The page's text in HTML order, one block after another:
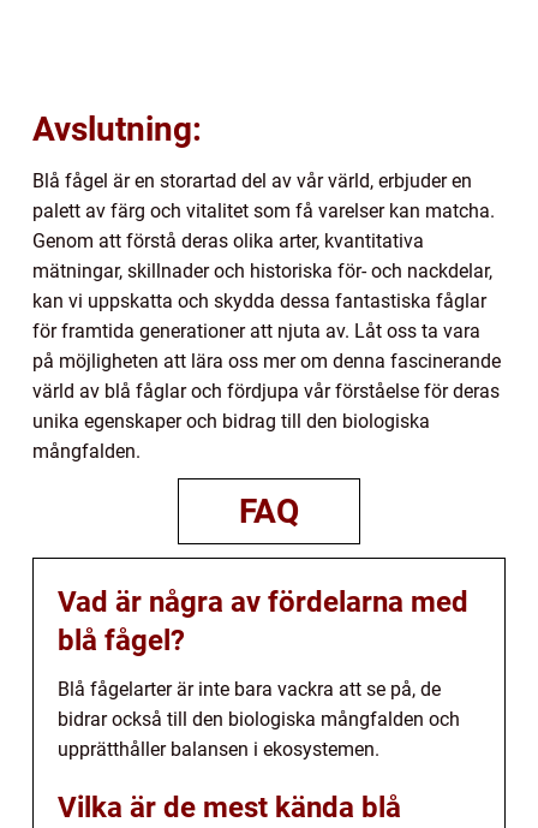
Avslutning:
Blå fågel är en storartad del av vår värld, erbjuder en
palett av färg och vitalitet som få varelser kan matcha.
Genom att förstå deras olika arter, kvantitativa
mätningar, skillnader och historiska för- och nackdelar,
kan vi uppskatta och skydda dessa fantastiska fåglar
för framtida generationer att njuta av. Låt oss ta vara
på möjligheten att lära oss mer om denna fascinerande
värld av blå fåglar och fördjupa vår förståelse för deras
unika egenskaper och bidrag till den biologiska
mångfalden.
FAQ
Vad är några av fördelarna med
blå fågel?
Blå fågelarter är inte bara vackra att se på, de
bidrar också till den biologiska mångfalden och
upprätthåller balansen i ekosystemen.
Vilka är de mest kända blå